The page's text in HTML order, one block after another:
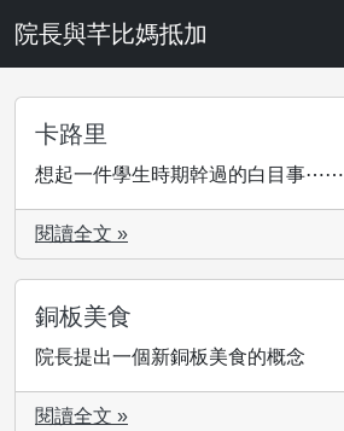
院長與芊比媽抵加
卡路里
想起一件學生時期幹過的白目事⋯⋯
閱讀全文 »
銅板美食
院長提出一個新銅板美食的概念
閱讀全文 »